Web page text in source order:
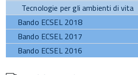
Tecnologie per gli ambienti di vita
Bando ECSEL 2018
Bando ECSEL 2017
Bando ECSEL 2016
all'inizio